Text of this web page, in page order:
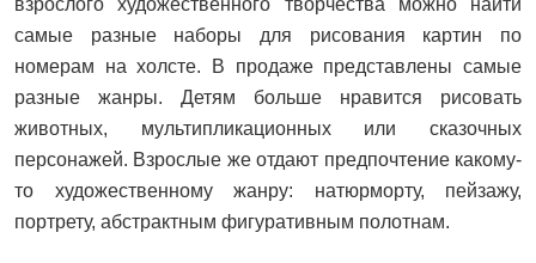
взрослого художественного творчества можно найти
самые разные наборы для рисования картин по
номерам на холсте. В продаже представлены самые
разные жанры. Детям больше нравится рисовать
животных, мультипликационных или сказочных
персонажей. Взрослые же отдают предпочтение какому-
то художественному жанру: натюрморту, пейзажу,
портрету, абстрактным фигуративным полотнам.